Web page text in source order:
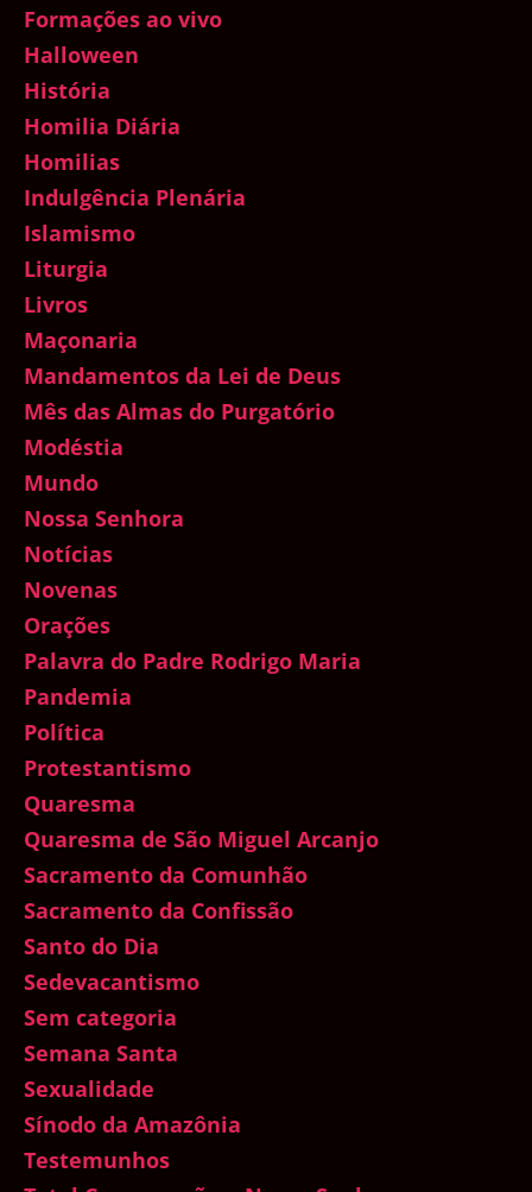
Formações ao vivo
Halloween
História
Homilia Diária
Homilias
Indulgência Plenária
Islamismo
Liturgia
Livros
Maçonaria
Mandamentos da Lei de Deus
Mês das Almas do Purgatório
Modéstia
Mundo
Nossa Senhora
Notícias
Novenas
Orações
Palavra do Padre Rodrigo Maria
Pandemia
Política
Protestantismo
Quaresma
Quaresma de São Miguel Arcanjo
Sacramento da Comunhão
Sacramento da Confissão
Santo do Dia
Sedevacantismo
Sem categoria
Semana Santa
Sexualidade
Sínodo da Amazônia
Testemunhos